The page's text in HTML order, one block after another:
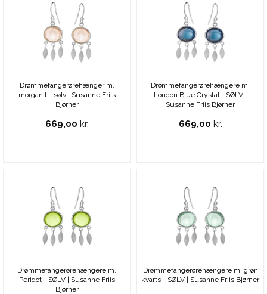
Drømmefangerørehænger m.
morganit - sølv | Susanne Friis
Bjørner
669,00 kr.
Drømmefangerørehængere m.
London Blue Crystal - SØLV |
Susanne Friis Bjørner
669,00 kr.
Drømmefangerørehængere m.
Peridot - SØLV | Susanne Friis
Bjørner
Drømmefangerørehængere m. grøn
kvarts - SØLV | Susanne Friis Bjørner